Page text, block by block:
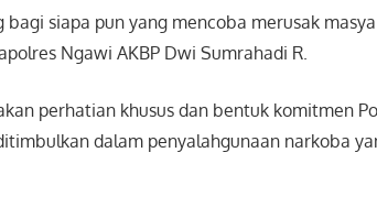
siapa pun yang mencoba merusak
Ngawi AKBP Dwi Sumrahadi R.
perhatian khusus dan bentuk komitmen
dalam penyalahgunaan narkoba